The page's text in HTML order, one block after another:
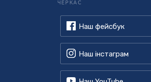
ЧЕРКАС
Наш фейсбук
Наш інстаграм